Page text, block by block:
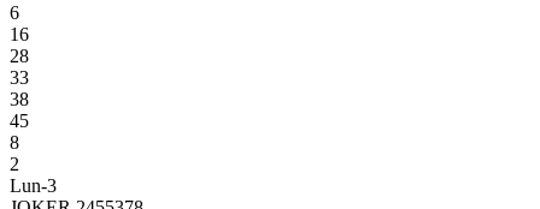
6
16
28
33
38
45
8
2
Lun-3